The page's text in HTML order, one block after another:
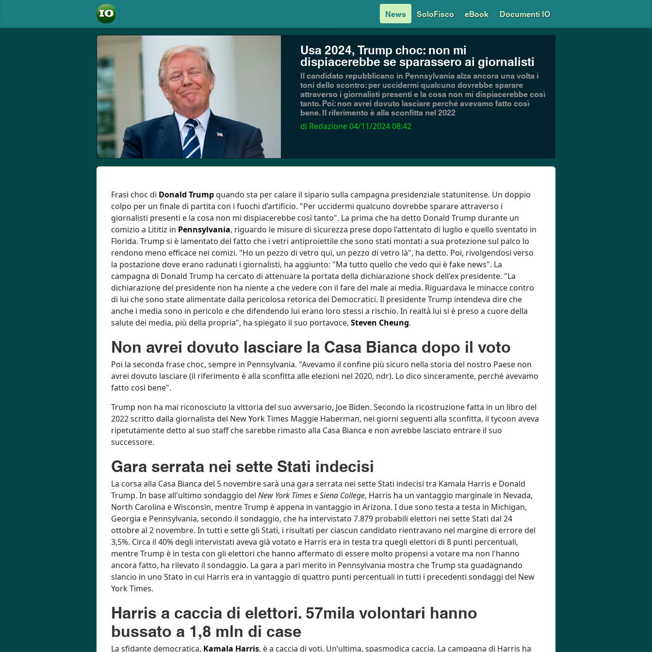
News SoloFisco eBook Documenti IO
Usa 2024, Trump choc: non mi
dispiacerebbe se sparassero ai giornalisti
Il candidato repubblicano in Pennsylvania alza ancora una volta i
toni dello scontro: per uccidermi qualcuno dovrebbe sparare
attraverso i giornalisti presenti e la cosa non mi dispiacerebbe così
tanto. Poi: non avrei dovuto lasciare perché avevamo fatto così
bene. Il riferimento è alla sconfitta nel 2022
di Redazione04/11/2024 08:42
Frasi choc di Donald Trumpquando sta per calare il sipario sulla campagna presidenziale statunitense. Un doppio
colpo per un finale di partita con i fuochi d’artificio. "Per uccidermi qualcuno dovrebbe sparare attraverso i
giornalisti presenti e la cosa non mi dispiacerebbe così tanto". La prima che ha detto Donald Trump durante un
comizio a Lititiz in Pennsylvania, riguardo le misure di sicurezza prese dopo l'attentato di luglio e quello sventato in
Florida. Trump si è lamentato del fatto che i vetri antiproiettile che sono stati montati a sua protezione sul palco lo
rendono meno efficace nei comizi. "Ho un pezzo di vetro qui, un pezzo di vetro là", ha detto. Poi, rivolgendosi verso
la postazione dove erano radunati i giornalisti, ha aggiunto: "Ma tutto quello che vedo qui è fake news". La
campagna di Donald Trump ha cercato di attenuare la portata della dichiarazione shock dell'ex presidente. "La
dichiarazione del presidente non ha niente a che vedere con il fare del male ai media. Riguardava le minacce contro
di lui che sono state alimentate dalla pericolosa retorica dei Democratici. Il presidente Trump intendeva dire che
anche i media sono in pericolo e che difendendo lui erano loro stessi a rischio. In realtà lui si è preso a cuore della
salute dei media, più della propria", ha spiegato il suo portavoce, Steven Cheung.
Non avrei dovuto lasciare la Casa Bianca dopo il voto
Poi la seconda frase choc, sempre in Pennsylvania. "Avevamo il confine più sicuro nella storia del nostro Paese non
avrei dovuto lasciare (il riferimento è alla sconfitta alle elezioni nel 2020, ndr). Lo dico sinceramente, perché avevamo
fatto così bene".
Trump non ha mai riconosciuto la vittoria del suo avversario, Joe Biden. Secondo la ricostruzione fatta in un libro del
2022 scritto dalla giornalista del New York Times Maggie Haberman, nei giorni seguenti alla sconfitta, il tycoon aveva
ripetutamente detto al suo staff che sarebbe rimasto alla Casa Bianca e non avrebbe lasciato entrare il suo
successore.
Gara serrata nei sette Stati indecisi
La corsa alla Casa Bianca del 5 novembre sarà una gara serrata nei sette Stati indecisi tra Kamala Harris e Donald
Trump. In base all'ultimo sondaggio del New York Times eSiena College, Harris ha un vantaggio marginale in Nevada,
North Carolina e Wisconsin, mentre Trump è appena in vantaggio in Arizona. I due sono testa a testa in Michigan,
Georgia e Pennsylvania, secondo il sondaggio, che ha intervistato 7.879 probabili elettori nei sette Stati dal 24
ottobre al 2 novembre. In tutti e sette gli Stati, i risultati per ciascun candidato rientravano nel margine di errore del
3,5%. Circa il 40% degli intervistati aveva già votato e Harris era in testa tra quegli elettori di 8 punti percentuali,
mentre Trump è in testa con gli elettori che hanno affermato di essere molto propensi a votare ma non l'hanno
ancora fatto, ha rilevato il sondaggio. La gara a pari merito in Pennsylvania mostra che Trump sta guadagnando
slancio in uno Stato in cui Harris era in vantaggio di quattro punti percentuali in tutti i precedenti sondaggi del New
York Times.
Harris a caccia di elettori. 57mila volontari hanno
bussato a 1,8 mln di case
La sfidante democratica, Kamala Harris, è a caccia di voti. Un’ultima, spasmodica caccia. La campagna di Harris ha